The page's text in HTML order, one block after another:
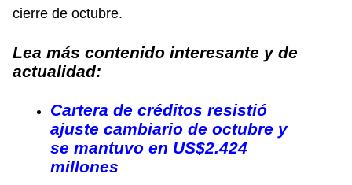
cierre de octubre.
Lea más contenido interesante y de
actualidad:
Cartera de créditos resistió
ajuste cambiario de octubre y
se mantuvo en US$2.424
millones